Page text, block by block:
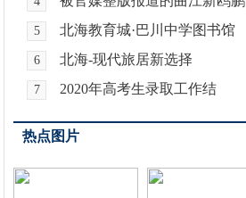
5 北海教育城·巴川中学图书馆
6 北海-现代旅居新选择
7 2020年高考生录取工作结
热点图片